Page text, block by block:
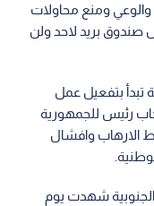
والوعي ومنع محاولات
صندوق بريد لاحد ولن
تبدأ بتفعيل عمل
رئيس للجمهورية
الارهاب وافشال
شهدت يوم